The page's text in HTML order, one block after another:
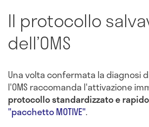
Il protocollo
dell’OMS
Una volta confermata la diagnosi
l'OMS raccomanda l'attivazione
protocollo standardizzato e rapido
"pacchetto MOTIVE".